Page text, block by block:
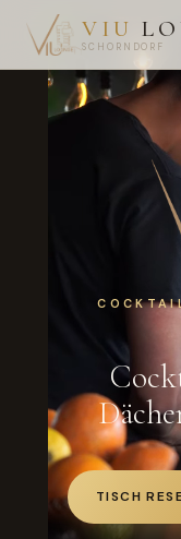
VIU
SCHORNDORF
TISCH